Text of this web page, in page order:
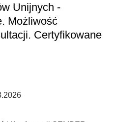
Unijnych -
Możliwość
Certyfikowane